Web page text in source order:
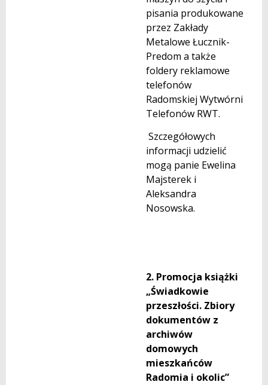
pisania produkowane
przez Zakłady
Metalowe Łucznik-
Predom a także
foldery reklamowe
telefonów
Radomskiej Wytwórni
Telefonów RWT.
Szczegółowych
informacji udzielić
mogą panie Ewelina
Majsterek i
Aleksandra
Nosowska.
2. Promocja książki
„Świadkowie
przeszłości. Zbiory
dokumentów z
archiwów
domowych
mieszkańców
Radomia i okolic”